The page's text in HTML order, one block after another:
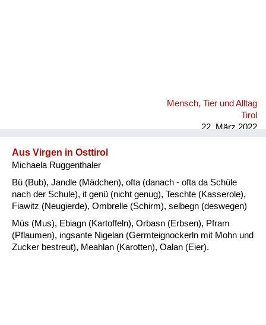
Mensch, Tier und Alltag
Tirol
22. März 2022
Aus Virgen in Osttirol
Michaela Ruggenthaler
Bü (Bub), Jandle (Mädchen), ofta (danach - ofta da Schüle
nach der Schule), it genü (nicht genug), Teschte (Kasserole),
Fiawitz (Neugierde), Ombrelle (Schirm), selbegn (deswegen)
Müs (Mus), Ebiagn (Kartoffeln), Orbasn (Erbsen), Pfram
(Pflaumen), ingsante Nigelan (Germteignockerln mit Mohn und
Zucker bestreut), Meahlan (Karotten), Oalan (Eier).